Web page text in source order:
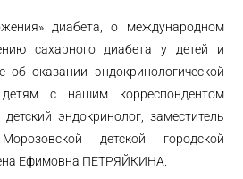
диабета, о международном
сахарного диабета у детей и
об оказании эндокринологической
с нашим корреспондентом
эндокринолог, заместитель
детской городской
Ефимовна ПЕТРЯЙКИНА.